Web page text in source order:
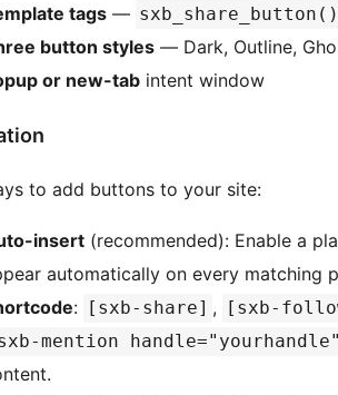
tags — sxb_share_button()
button styles — Dark, Outline,
or new-tab intent window
to add buttons to your site:
insert (recommended): Enable a
automatically on every matching
: [sxb-share] ,
[sxb-
mention